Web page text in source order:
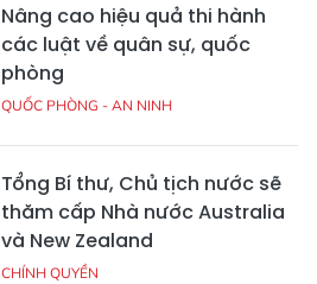
Nâng cao hiệu quả thi hành
các luật về quân sự, quốc
phòng
QUỐC PHÒNG - AN NINH
Tổng Bí thư, Chủ tịch nước sẽ
thăm cấp Nhà nước Australia
và New Zealand
CHÍNH QUYỀN